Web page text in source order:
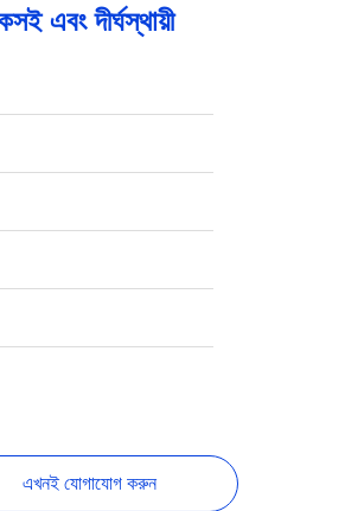
এবং দীর্ঘস্থায়ী
এখনই যোগাযোগ করুন